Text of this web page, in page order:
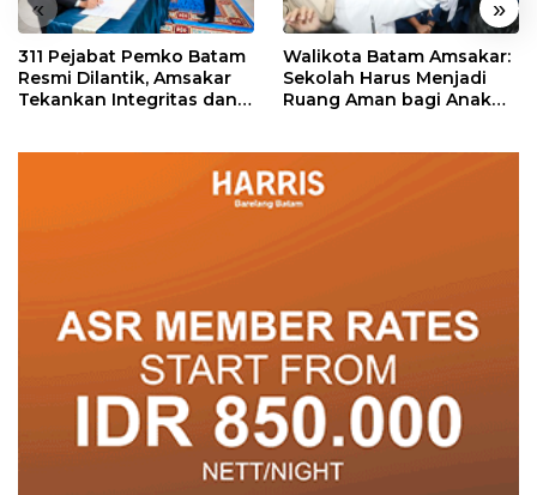
« »
311 Pejabat Pemko Batam
Resmi Dilantik, Amsakar
Tekankan Integritas dan
Walikota Batam Amsakar:
Sekolah Harus Menjadi
Ruang Aman bagi Anak